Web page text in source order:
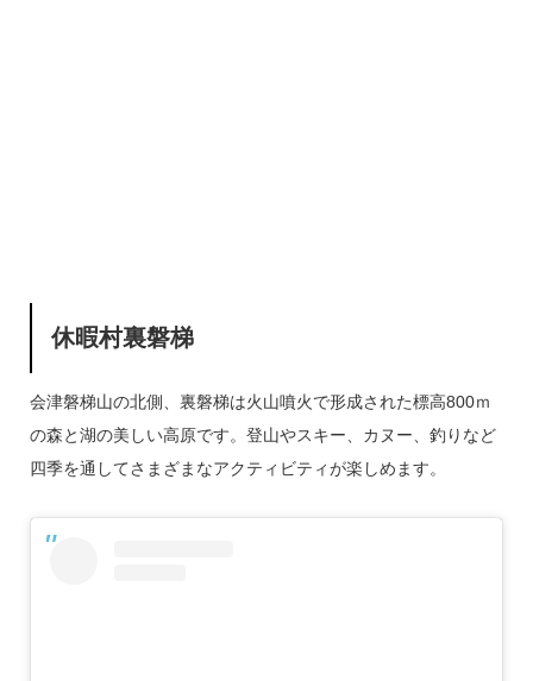
休暇村裏磐梯
会津磐梯山の北側、裏磐梯は火山噴火で形成された標高800ｍ
の森と湖の美しい高原です。登山やスキー、カヌー、釣りなど
四季を通してさまざまなアクティビティが楽しめます。